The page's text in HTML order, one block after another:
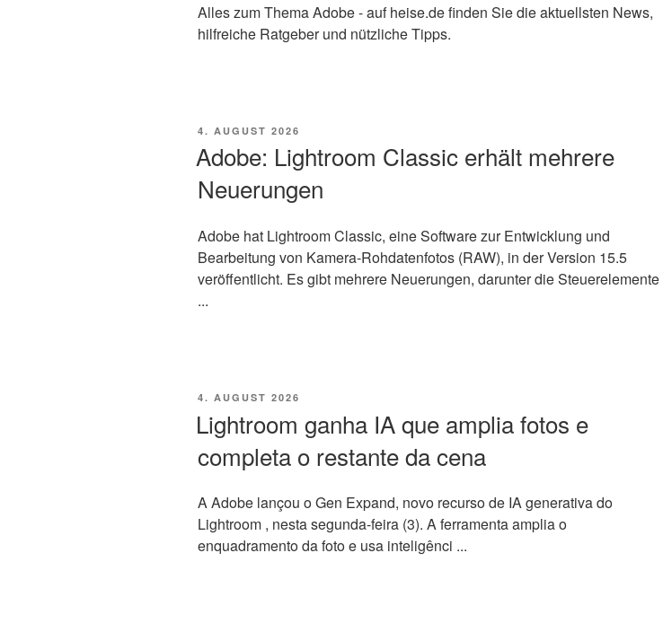
Alles zum Thema Adobe - auf heise.de finden Sie die aktuellsten News,
hilfreiche Ratgeber und nützliche Tipps.
VERÖFFENTLICHT
4. AUGUST 2026
Adobe: Lightroom Classic erhält mehrere
Neuerungen
Adobe hat Lightroom Classic, eine Software zur Entwicklung und
Bearbeitung von Kamera-Rohdatenfotos (RAW), in der Version 15.5
veröffentlicht. Es gibt mehrere Neuerungen, darunter die Steuerelemente
...
VERÖFFENTLICHT
4. AUGUST 2026
Lightroom ganha IA que amplia fotos e
completa o restante da cena
A Adobe lançou o Gen Expand, novo recurso de IA generativa do
Lightroom , nesta segunda-feira (3). A ferramenta amplia o
enquadramento da foto e usa inteligênci ...